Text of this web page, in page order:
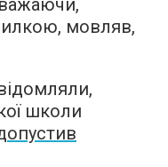
мовляв,
школи